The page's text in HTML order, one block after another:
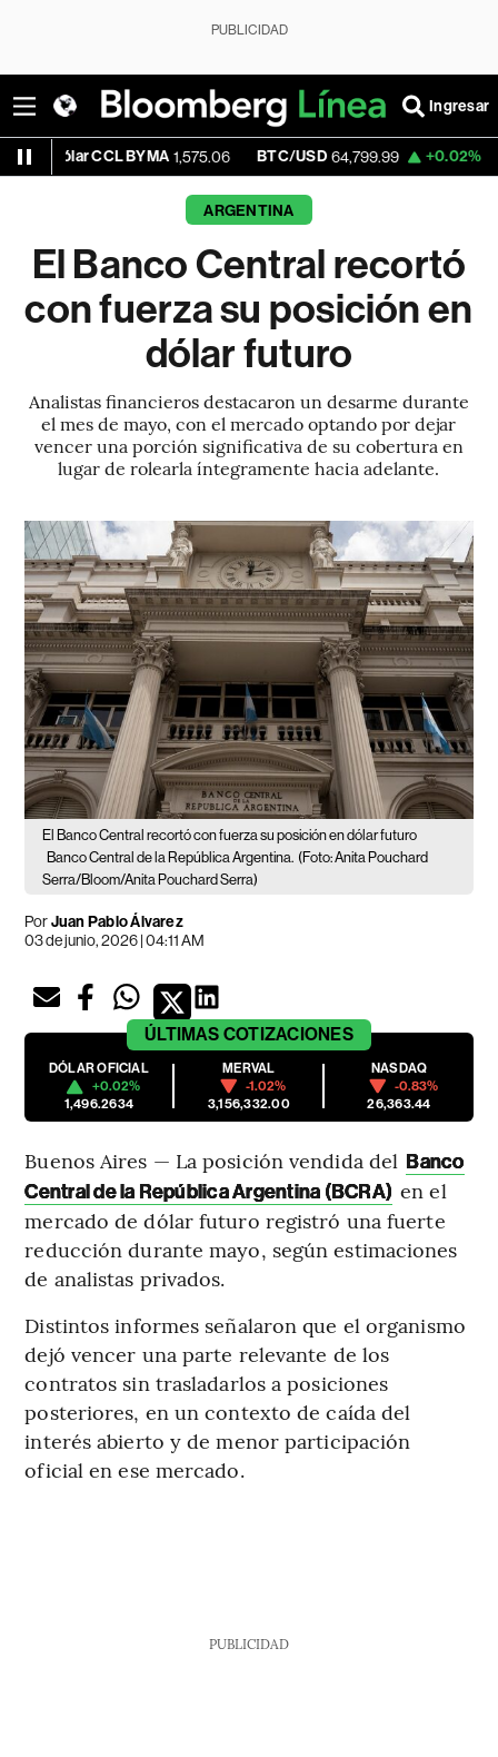
PUBLICIDAD
Ingresar
BYMA 1,575.06 BTC/USD 64,799.99 +0.02% ETH/USD
ARGENTINA
El Banco Central recortó
con fuerza su posición en
dólar futuro
Analistas financieros destacaron un desarme durante
el mes de mayo, con el mercado optando por dejar
vencer una porción significativa de su cobertura en
lugar de rolearla íntegramente hacia adelante.
El Banco Central recortó con fuerza su posición en dólar futuro
Banco Central de la República Argentina. (Foto: Anita Pouchard
Serra/Bloom/Anita Pouchard Serra)
PorJuan Pablo Álvarez
03 de junio, 2026 | 04:11 AM
ÚLTIMAS COTIZACIONES
DÓLAR OFICIAL
+0.02%
1,496.2634
MERVAL
-1.02%
3,156,332.00
NASDAQ
-0.83%
26,363.44
Buenos Aires — La posición vendida del Banco
Central de la República Argentina (BCRA) en el
mercado de dólar futuro registró una fuerte
reducción durante mayo, según estimaciones
de analistas privados.
Distintos informes señalaron que el organismo
dejó vencer una parte relevante de los
contratos sin trasladarlos a posiciones
posteriores, en un contexto de caída del
interés abierto y de menor participación
oficial en ese mercado.
PUBLICIDAD